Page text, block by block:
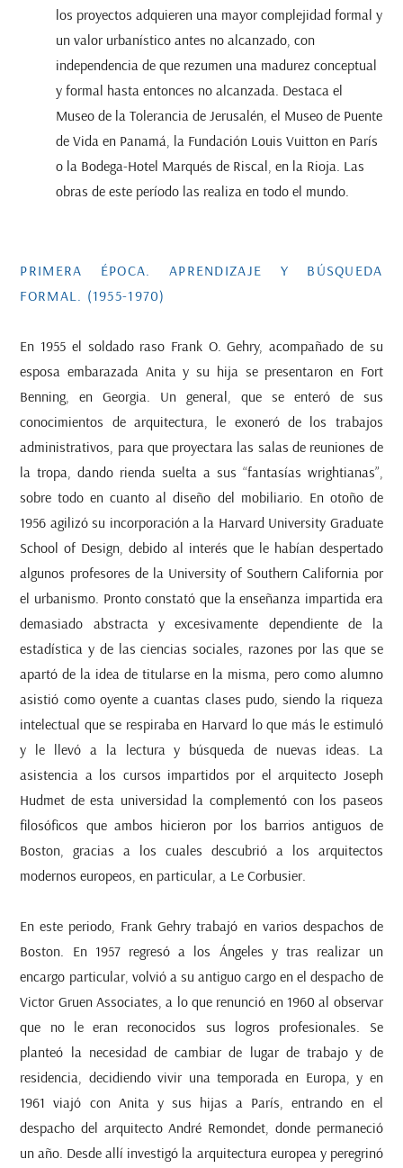
los proyectos adquieren una mayor complejidad formal y
un valor urbanístico antes no alcanzado, con
independencia de que rezumen una madurez conceptual
y formal hasta entonces no alcanzada. Destaca el
Museo de la Tolerancia de Jerusalén, el Museo de Puente
de Vida en Panamá, la Fundación Louis Vuitton en París
o la Bodega-Hotel Marqués de Riscal, en la Rioja. Las
obras de este período las realiza en todo el mundo.
PRIMERA ÉPOCA. APRENDIZAJE Y BÚSQUEDA
FORMAL. (1955-1970)
En 1955 el soldado raso Frank O. Gehry, acompañado de su
esposa embarazada Anita y su hija se presentaron en Fort
Benning, en Georgia. Un general, que se enteró de sus
conocimientos de arquitectura, le exoneró de los trabajos
administrativos, para que proyectara las salas de reuniones de
la tropa, dando rienda suelta a sus “fantasías wrightianas”,
sobre todo en cuanto al diseño del mobiliario. En otoño de
1956 agilizó su incorporación a la Harvard University Graduate
School of Design, debido al interés que le habían despertado
algunos profesores de la University of Southern California por
el urbanismo. Pronto constató que la enseñanza impartida era
demasiado abstracta y excesivamente dependiente de la
estadística y de las ciencias sociales, razones por las que se
apartó de la idea de titularse en la misma, pero como alumno
asistió como oyente a cuantas clases pudo, siendo la riqueza
intelectual que se respiraba en Harvard lo que más le estimuló
y le llevó a la lectura y búsqueda de nuevas ideas. La
asistencia a los cursos impartidos por el arquitecto Joseph
Hudmet de esta universidad la complementó con los paseos
filosóficos que ambos hicieron por los barrios antiguos de
Boston, gracias a los cuales descubrió a los arquitectos
modernos europeos, en particular, a Le Corbusier.
En este periodo, Frank Gehry trabajó en varios despachos de
Boston. En 1957 regresó a los Ángeles y tras realizar un
encargo particular, volvió a su antiguo cargo en el despacho de
Victor Gruen Associates, a lo que renunció en 1960 al observar
que no le eran reconocidos sus logros profesionales. Se
planteó la necesidad de cambiar de lugar de trabajo y de
residencia, decidiendo vivir una temporada en Europa, y en
1961 viajó con Anita y sus hijas a París, entrando en el
despacho del arquitecto André Remondet, donde permaneció
un año. Desde allí investigó la arquitectura europea y peregrinó